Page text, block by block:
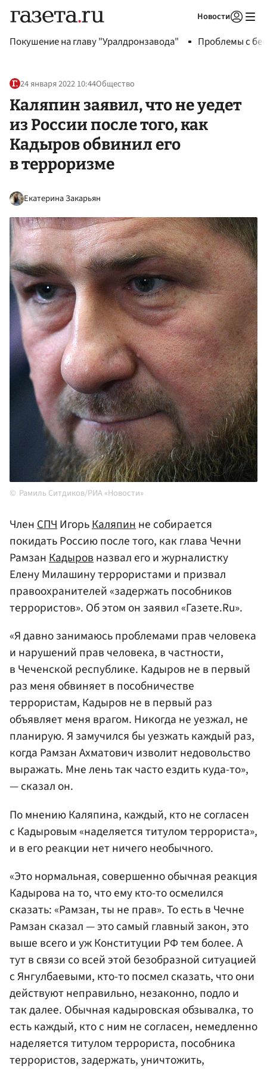
Новости
Покушение на главу "Уралдронзавода" Проблемы с
24 января 2022 10:44Общество
Каляпин заявил, что не уедет
из России после того, как
Кадыров обвинил его
в терроризме
Екатерина Закарьян
Рамиль Ситдиков/РИА «Новости»
ЧленСПЧИгорьКаляпинне собирается
покидать Россию после того, как глава Чечни
РамзанКадыровназвал его и журналистку
Елену Милашину террористами и призвал
правоохранителей «задержать пособников
террористов». Об этом он заявил «Газете.Ru».
«Я давно занимаюсь проблемами прав человека
и нарушений прав человека, в частности,
в Чеченской республике. Кадыров не в первый
раз меня обвиняет в пособничестве
террористам, Кадыров не в первый раз
объявляет меня врагом. Никогда не уезжал, не
планирую. Я замучился бы уезжать каждый раз,
когда Рамзан Ахматович изволит недовольство
выражать. Мне лень так часто ездить куда-то»,
— сказал он.
По мнению Каляпина, каждый, кто не согласен
с Кадыровым «наделяется титулом террориста»,
и в его реакции нет ничего необычного.
«Это нормальная, совершенно обычная реакция
Кадырова на то, что ему кто-то осмелился
сказать: «Рамзан, ты не прав». То есть в Чечне
Рамзан сказал — это самый главный закон, это
выше всего и уж Конституции РФ тем более. А
тут в связи со всей этой безобразной ситуацией
с Янгулбаевыми, кто-то посмел сказать, что они
действуют неправильно, незаконно, подло и
так далее. Обычная кадыровская обзывалка, то
есть каждый, кто с ним не согласен, немедленно
наделяется титулом террориста, пособника
террористов, задержать, уничтожить,